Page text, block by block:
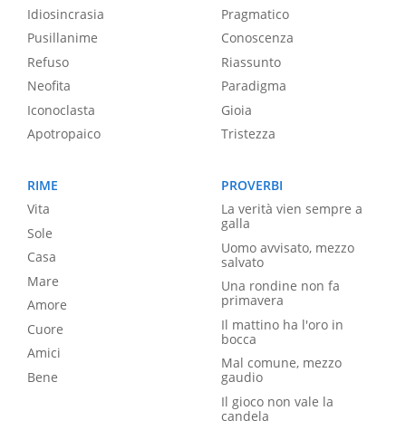
Idiosincrasia
Pusillanime
Refuso
Neofita
Iconoclasta
Apotropaico
Pragmatico
Conoscenza
Riassunto
Paradigma
Gioia
Tristezza
RIME
Vita
Sole
Casa
Mare
Amore
Cuore
Amici
Bene
PROVERBI
La verità vien sempre a
galla
Uomo avvisato, mezzo
salvato
Una rondine non fa
primavera
Il mattino ha l'oro in
bocca
Mal comune, mezzo
gaudio
Il gioco non vale la
candela